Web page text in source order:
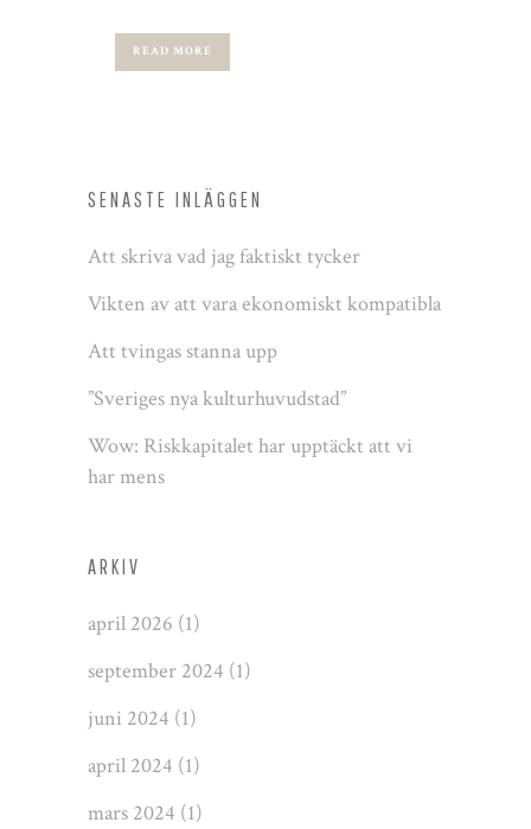
READ MORE
SENASTE INLÄGGEN
Att skriva vad jag faktiskt tycker
Vikten av att vara ekonomiskt kompatibla
Att tvingas stanna upp
”Sveriges nya kulturhuvudstad”
Wow: Riskkapitalet har upptäckt att vi
har mens
ARKIV
april 2026 (1)
september 2024 (1)
juni 2024 (1)
april 2024 (1)
mars 2024 (1)